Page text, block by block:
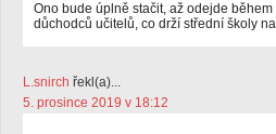
Ono bude úplně stačit, až odejde
důchodců učitelů, co drží střední školy
L.snirch řekl(a)...
5. prosince 2019 v 18:12